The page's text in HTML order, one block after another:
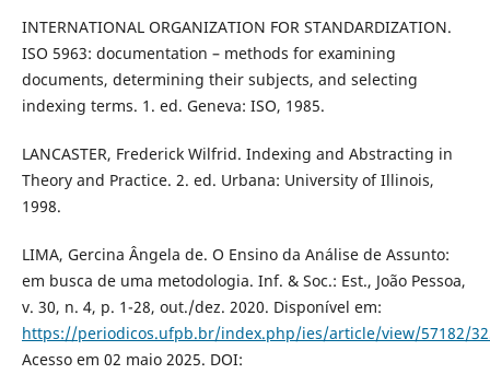
INTERNATIONAL ORGANIZATION FOR STANDARDIZATION.
ISO 5963: documentation – methods for examining
documents, determining their subjects, and selecting
indexing terms. 1. ed. Geneva: ISO, 1985.
LANCASTER, Frederick Wilfrid. Indexing and Abstracting in
Theory and Practice. 2. ed. Urbana: University of Illinois,
1998.
LIMA, Gercina Ângela de. O Ensino da Análise de Assunto:
em busca de uma metodologia. Inf. & Soc.: Est., João Pessoa,
v. 30, n. 4, p. 1-28, out./dez. 2020. Disponível em:
https://periodicos.ufpb.br/index.php/ies/article/view/57182/
Acesso em 02 maio 2025. DOI: